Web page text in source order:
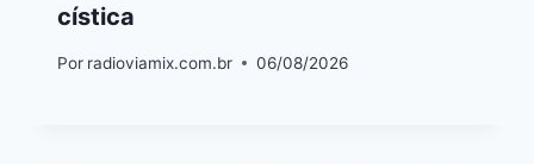
cística
Por radioviamix.com.br 06/08/2026